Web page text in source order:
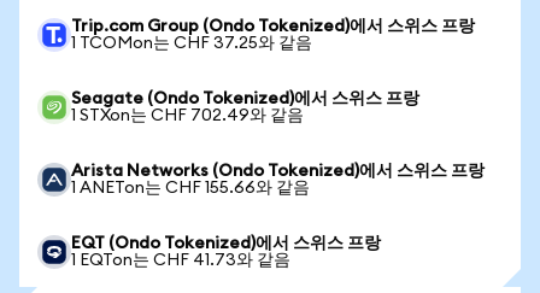
Trip.com Group (Ondo Tokenized)에서 스위스 프랑
1 TCOMon는 CHF 37.25와 같음
Seagate (Ondo Tokenized)에서 스위스 프랑
1 STXon는 CHF 702.49와 같음
Arista Networks (Ondo Tokenized)에서 스위스 프랑
1 ANETon는 CHF 155.66와 같음
EQT (Ondo Tokenized)에서 스위스 프랑
1 EQTon는 CHF 41.73와 같음